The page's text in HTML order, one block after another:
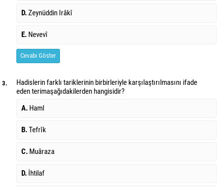
D.Zeynüddin Irâkî
E. Nevevî
Cevabı Göster
3.
Hadislerin farklı tariklerinin birbirleriyle karşılaştırılmasını ifade
eden terimaşağıdakilerden hangisidir?
A. Haml
B.Tefrîk
C. Muâraza
D. İhtilaf